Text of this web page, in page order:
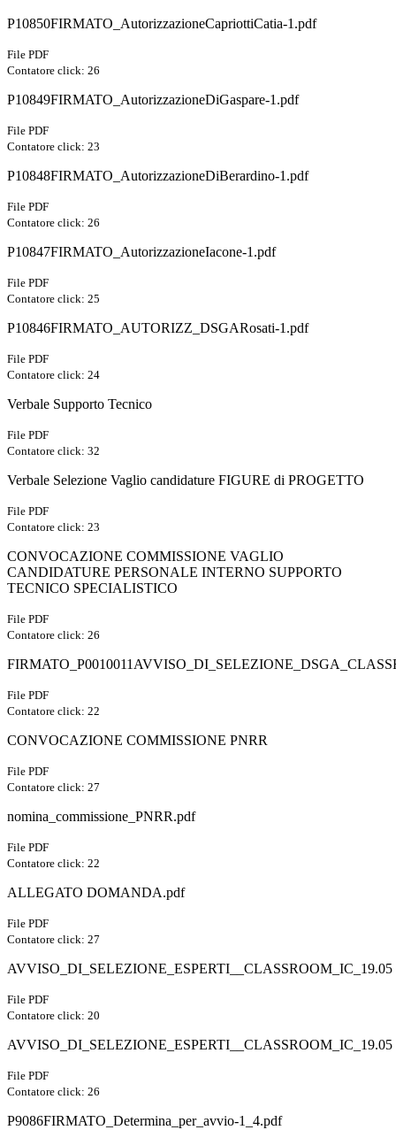
P10850FIRMATO_AutorizzazioneCapriottiCatia-1.pdf
File PDF
Contatore click: 26
P10849FIRMATO_AutorizzazioneDiGaspare-1.pdf
File PDF
Contatore click: 23
P10848FIRMATO_AutorizzazioneDiBerardino-1.pdf
File PDF
Contatore click: 26
P10847FIRMATO_AutorizzazioneIacone-1.pdf
File PDF
Contatore click: 25
P10846FIRMATO_AUTORIZZ_DSGARosati-1.pdf
File PDF
Contatore click: 24
Verbale Supporto Tecnico
File PDF
Contatore click: 32
Verbale Selezione Vaglio candidature FIGURE di PROGETTO
File PDF
Contatore click: 23
CONVOCAZIONE COMMISSIONE VAGLIO
CANDIDATURE PERSONALE INTERNO SUPPORTO
TECNICO SPECIALISTICO
File PDF
Contatore click: 26
File PDF
Contatore click: 22
CONVOCAZIONE COMMISSIONE PNRR
File PDF
Contatore click: 27
nomina_commissione_PNRR.pdf
File PDF
Contatore click: 22
ALLEGATO DOMANDA.pdf
File PDF
Contatore click: 27
AVVISO_DI_SELEZIONE_ESPERTI__CLASSROOM_IC_19.05
File PDF
Contatore click: 20
AVVISO_DI_SELEZIONE_ESPERTI__CLASSROOM_IC_19.05
File PDF
Contatore click: 26
P9086FIRMATO_Determina_per_avvio-1_4.pdf